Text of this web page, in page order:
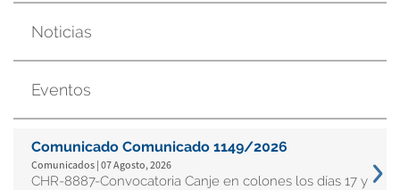
Noticias
Eventos
Comunicado Comunicado 1149/2026
Comunicados | 07 Agosto, 2026
CHR-8887-Convocatoria Canje en colones los días 17 y